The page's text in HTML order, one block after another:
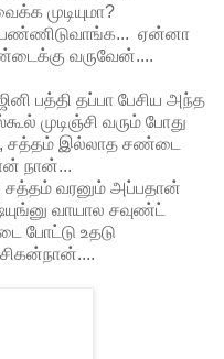
முடியுமா?
ஏன்னா
வருவேன்....
பத்தி தப்பா பேசிய அந்த
முடிஞ்சி வரும் போது
சத்தம் இல்லாத சண்டை
நான்...
வரனும் அப்பதான்
வாயால சவுண்ட்
போட்டு உதடு